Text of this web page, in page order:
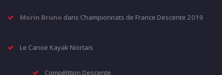
Morin Bruno dans Championnats de France Descente 2019
Le Canoë Kayak Niortais
Compétition Descente